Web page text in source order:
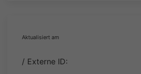
Aktualisiert am
/ Externe ID: